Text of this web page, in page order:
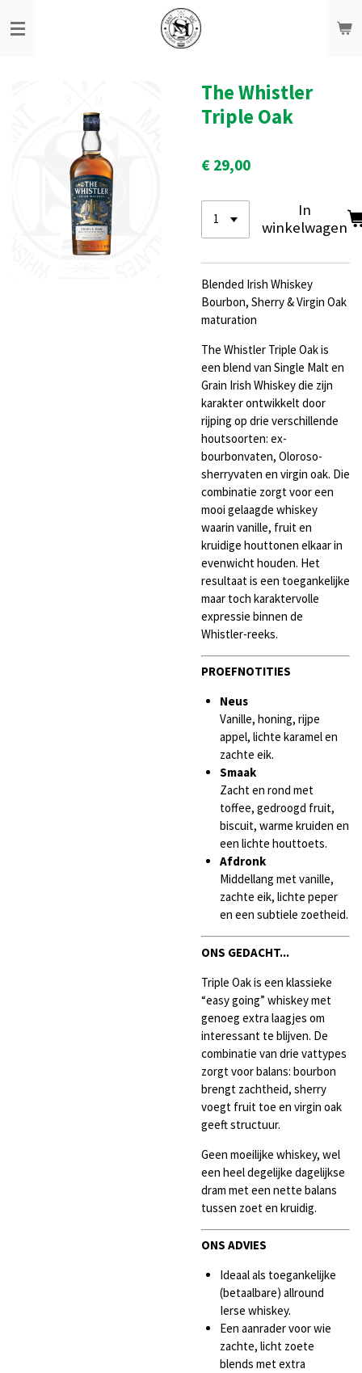
direct
The Whistler
Triple Oak
€ 29,00
In
winkelwagen
Blended Irish Whiskey
Bourbon, Sherry & Virgin Oak
maturation
The Whistler Triple Oak is
een blend van Single Malt en
Grain Irish Whiskey die zijn
karakter ontwikkelt door
rijping op drie verschillende
houtsoorten: ex-
bourbonvaten, Oloroso-
sherryvaten en virgin oak. Die
combinatie zorgt voor een
mooi gelaagde whiskey
waarin vanille, fruit en
kruidige houttonen elkaar in
evenwicht houden. Het
resultaat is een toegankelijke
maar toch karaktervolle
expressie binnen de
Whistler-reeks.
PROEFNOTITIES
Neus
Vanille, honing, rijpe
appel, lichte karamel en
zachte eik.
Smaak
Zacht en rond met
toffee, gedroogd fruit,
biscuit, warme kruiden en
een lichte houttoets.
Afdronk
Middellang met vanille,
zachte eik, lichte peper
en een subtiele zoetheid.
ONS GEDACHT...
Triple Oak is een klassieke
“easy going” whiskey met
genoeg extra laagjes om
interessant te blijven. De
combinatie van drie vattypes
zorgt voor balans: bourbon
brengt zachtheid, sherry
voegt fruit toe en virgin oak
geeft structuur.
Geen moeilijke whiskey, wel
een heel degelijke dagelijkse
dram met een nette balans
tussen zoet en kruidig.
ONS ADVIES
Ideaal als toegankelijke
(betaalbare) allround
Ierse whiskey.
Een aanrader voor wie
zachte, licht zoete
blends met extra